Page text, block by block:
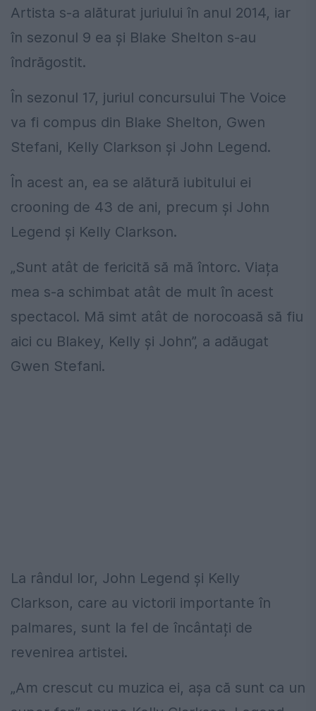
Artista s-a alăturat juriului în anul 2014, iar
în sezonul 9 ea și Blake Shelton s-au
îndrăgostit.
În sezonul 17, juriul concursului The Voice
va fi compus din Blake Shelton, Gwen
Stefani, Kelly Clarkson și John Legend.
În acest an, ea se alătură iubitului ei
crooning de 43 de ani, precum și John
Legend și Kelly Clarkson.
„Sunt atât de fericită să mă întorc. Viața
mea s-a schimbat atât de mult în acest
spectacol. Mă simt atât de norocoasă să fiu
aici cu Blakey, Kelly și John”, a adăugat
Gwen Stefani.
La rândul lor, John Legend și Kelly
Clarkson, care au victorii importante în
palmares, sunt la fel de încântați de
revenirea artistei.
„Am crescut cu muzica ei, așa că sunt ca un